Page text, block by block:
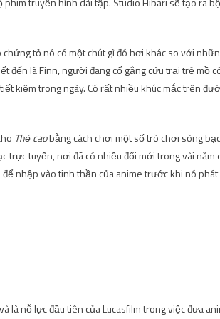
tỏ nó có một chút gì đó hơi khác so với
đến là Finn, người đang cố gắng cứu trại trẻ mồ
kiệm trong ngày. Có rất nhiều khúc mắc trên
Thẻ caobằng cách chơi một số trò chơi sòng
tuyến, nơi đã có nhiều đổi mới trong vài năm
nhập vào tinh thần của anime trước khi nó
là nỗ lực đầu tiên của Lucasfilm trong việc đưa